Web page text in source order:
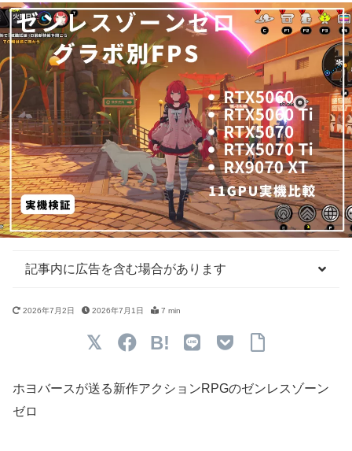
2026年7月2日 2026年7月1日 7 min
記事内に広告を含む場合があります
B!
ホヨバースが送る新作アクションRPGのゼンレスゾーン
ゼロ